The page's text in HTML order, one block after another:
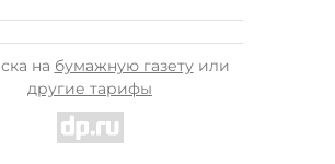
на бумажную газетуили
другие тарифы